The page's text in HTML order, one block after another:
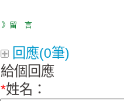
》留 言
回應(0筆)
給個回應
*姓名：